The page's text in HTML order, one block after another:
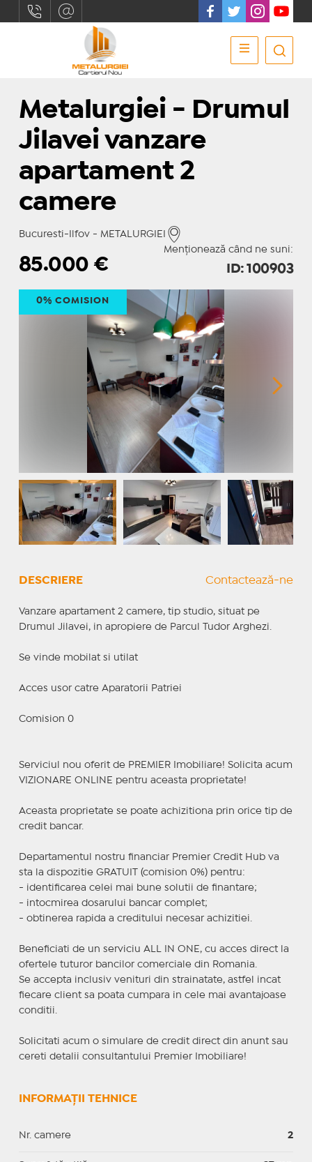
Metalurgiei - Drumul
Jilavei vanzare
apartament 2
camere
Bucuresti-Ilfov - METALURGIEI
Menționează când ne suni:
85.000€ ID: 100903
0% COMISION
DESCRIERE Contactează-ne
Vanzare apartament 2 camere, tip studio, situat pe
Drumul Jilavei, in apropiere de Parcul Tudor Arghezi.
Se vinde mobilat si utilat
Acces usor catre Aparatorii Patriei
Comision 0
Serviciul nou oferit de PREMIER Imobiliare! Solicita acum
VIZIONARE ONLINE pentru aceasta proprietate!
Aceasta proprietate se poate achizitiona prin orice tip de
credit bancar.
Departamentul nostru financiar Premier Credit Hub va
sta la dispozitie GRATUIT (comision 0%) pentru:
- identificarea celei mai bune solutii de finantare;
- intocmirea dosarului bancar complet;
- obtinerea rapida a creditului necesar achizitiei.
Beneficiati de un serviciu ALL IN ONE, cu acces direct la
ofertele tuturor bancilor comerciale din Romania.
Se accepta inclusiv venituri din strainatate, astfel incat
fiecare client sa poata cumpara in cele mai avantajoase
conditii.
Solicitati acum o simulare de credit direct din anunt sau
cereti detalii consultantului Premier Imobiliare!
INFORMAȚII TEHNICE
Nr. camere 2